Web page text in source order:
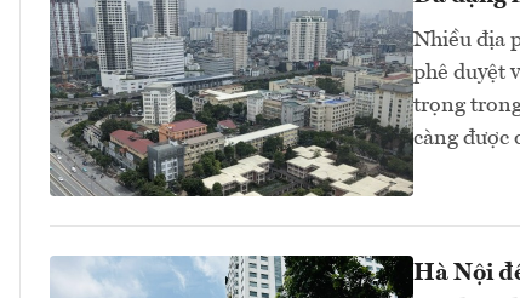
Nhiều địa
phê duyệt
trọng
càng được
Hà Nội